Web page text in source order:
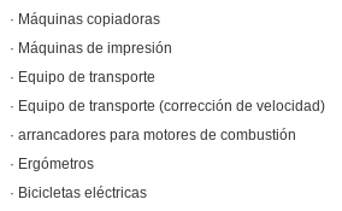
· Máquinas copiadoras
· Máquinas de impresión
· Equipo de transporte
· Equipo de transporte (corrección de velocidad)
· arrancadores para motores de combustión
· Ergómetros
· Bicicletas eléctricas